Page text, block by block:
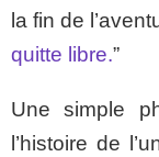
la fin de
quitte libre.”
Une simple
l’histoire de